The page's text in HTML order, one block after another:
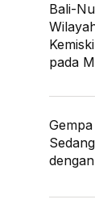
Bali-
pada